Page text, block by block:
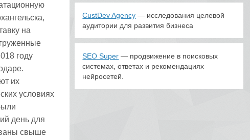
на
году
их
условиях
день для
свыше
CustDev Agency — исследования целевой
аудитории для развития бизнеса
SEO Super — продвижение в поисковых
системах, ответах и рекомендациях
нейросетей.